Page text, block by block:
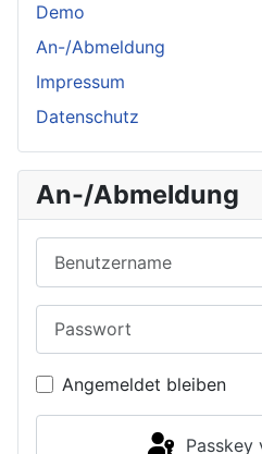
Demo
An-/Abmeldung
Impressum
Datenschutz
An-/Abmeldung
Angemeldet bleiben
Passkey